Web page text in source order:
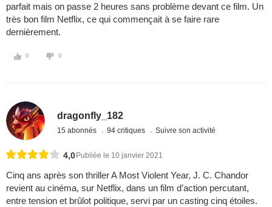
parfait mais on passe 2 heures sans problème devant ce film. Un
très bon film Netflix, ce qui commençait à se faire rare
dernièrement.
0 0
dragonfly_182
15 abonnés 94 critiques Suivre son activité
4,0 Publiée le 10 janvier 2021
Cinq ans après son thriller A Most Violent Year, J. C. Chandor
revient au cinéma, sur Netflix, dans un film d’action percutant,
entre tension et brûlot politique, servi par un casting cinq étoiles.